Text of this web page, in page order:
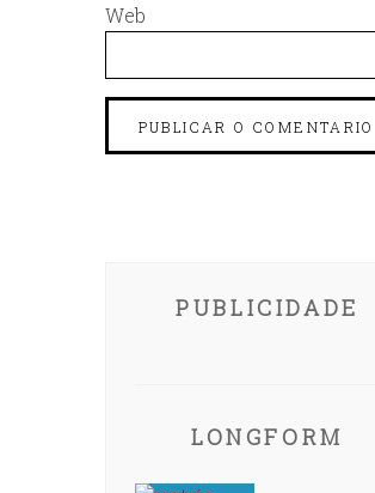
Web
PUBLICIDADE
LONGFORM